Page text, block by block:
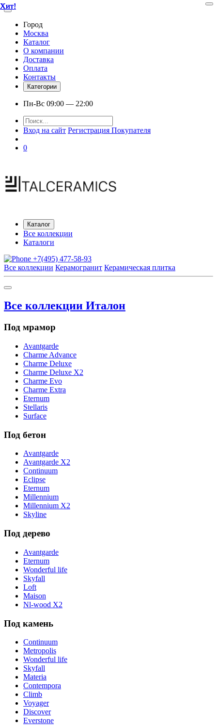
Город
Москва
Каталог
О компании
Доставка
Оплата
Контакты
Категории
Пн-Вс 09:00 — 22:00
Вход на сайт Регистрация Покупателя
0
Каталог
Все коллекции
Каталоги
+7(495) 477-58-93
Все коллекции Керамогранит Керамическая плитка
Все коллекции Италон
Под мрамор
Avantgarde
Charme Advance
Charme Deluxe
Charme Deluxe X2
Charme Evo
Charme Extra
Eternum
Stellaris
Surface
Под бетон
Avantgarde
Avantgarde X2
Continuum
Eclipse
Eternum
Millennium
Millennium X2
Skyline
Под дерево
Avantgarde
Eternum
Wonderful life
Skyfall
Loft
Maison
Nl-wood X2
Под камень
Continuum
Metropolis
Wonderful life
Skyfall
Materia
Contempora
Climb
Voyager
Discover
Everstone
Хит!
Хит!
Хит!
Хит!
Хит!